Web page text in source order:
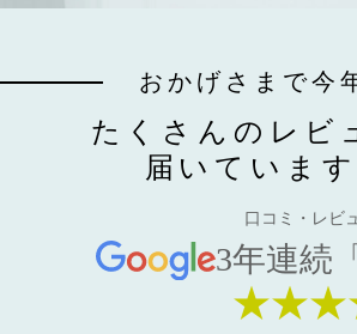
おかげさまで今
たくさんのレビ
届いています
口コミ・レビ
3年連続